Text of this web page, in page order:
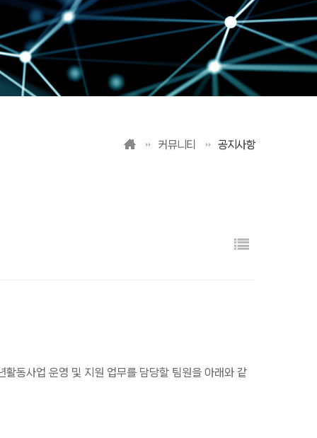
청소년 관련기사
커뮤니티 공지사항
동사업 운영 및 지원 업무를 담당할 팀원을 아래와 같